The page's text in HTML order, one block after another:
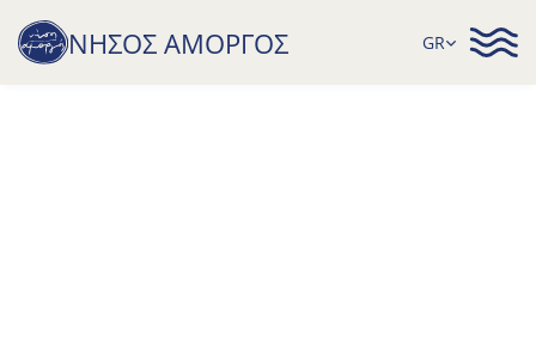
ΝΗΣΟΣ ΑΜΟΡΓΟΣ Select Language
GR